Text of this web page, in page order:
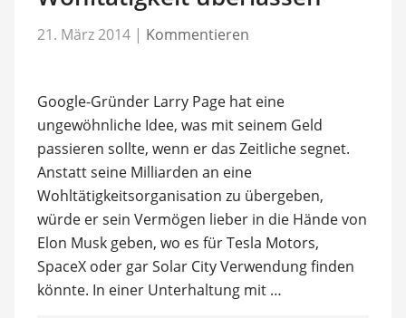
21. März 2014 | Kommentieren
Google-Gründer Larry Page hat eine
ungewöhnliche Idee, was mit seinem Geld
passieren sollte, wenn er das Zeitliche segnet.
Anstatt seine Milliarden an eine
Wohltätigkeitsorganisation zu übergeben,
würde er sein Vermögen lieber in die Hände von
Elon Musk geben, wo es für Tesla Motors,
SpaceX oder gar Solar City Verwendung finden
könnte. In einer Unterhaltung mit …